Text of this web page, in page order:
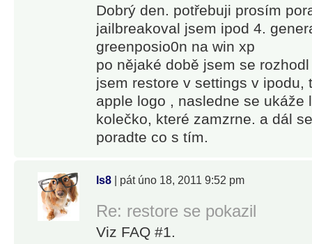
Dobrý den. potřebuji prosím
jailbreakoval jsem ipod 4.
greenposio0n na win xp
po nějaké době jsem se
jsem restore v settings v ipodu,
apple logo , nasledne se ukáže
kolečko, které zamzrne. a dál
poradte co s tím.
ls8 | pát úno 18, 2011 9:52 pm
Re: restore se pokazil
Viz FAQ #1.